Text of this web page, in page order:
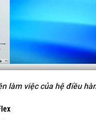
làm việc của hệ điều